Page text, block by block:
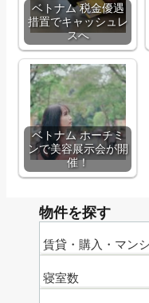
ベトナム 税金優遇
措置でキャッシュレ
スへ
ベトナム ホーチミ
ンで美容展示会が開
催！
物件を探す
寝室数